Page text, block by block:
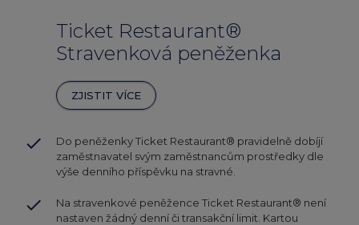
Ticket Restaurant®
Stravenková peněženka
ZJISTIT VÍCE
done
Do peněženky Ticket Restaurant® pravidelně dobíjí
zaměstnavatel svým zaměstnancům prostředky dle
výše denního příspěvku na stravné.
done
Na stravenkové peněžence Ticket Restaurant® není
nastaven žádný denní či transakční limit. Kartou